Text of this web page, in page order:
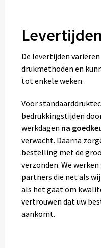
Levertijden
De levertijden
drukmethoden en
tot enkele weken.
Voor
bedrukkingstijden
werkdagen na
verwacht. Daarna
bestelling met de
verzonden. We
partners die net als
als het gaat om
vertrouwen dat uw
aankomt.